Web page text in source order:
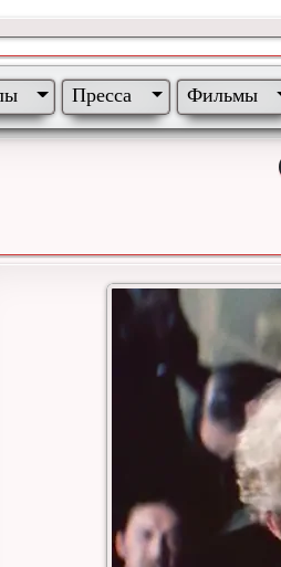
Пресса Фильмы